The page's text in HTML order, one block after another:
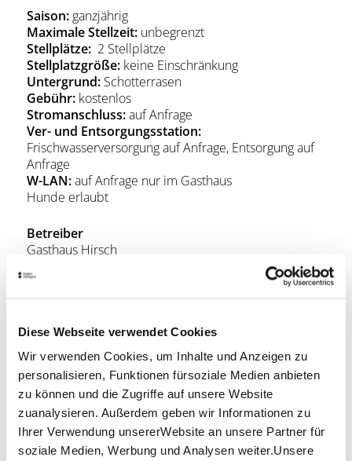
Diese Webseite verwendet Cookies
Wir verwenden Cookies, um Inhalte und Anzeigen zu
personalisieren, Funktionen fürsoziale Medien anbieten
zu können und die Zugriffe auf unsere Website
zuanalysieren. Außerdem geben wir Informationen zu
Ihrer Verwendung unsererWebsite an unsere Partner für
soziale Medien, Werbung und Analysen weiter.Unsere
Saison:ganzjährig
Maximale Stellzeit:unbegrenzt
Stellplätze: 2 Stellplätze
Stellplatzgröße:keine Einschränkung
Untergrund: Schotterrasen
Gebühr:kostenlos
Stromanschluss:auf Anfrage
Ver- und Entsorgungsstation:
Frischwasserversorgung auf Anfrage, Entsorgung auf
Anfrage
W-LAN:auf Anfrage nur im Gasthaus
Hunde erlaubt
Betreiber
Gasthaus Hirsch
73614 Schorndorf-Oberberken
Telefon: +49(0)7181 3037 oder 931701
Lage & Kontakt
Gasthaus Hirsch
Wangener Straße 38
73614 Schorndorf-Oberberken
Telefon:+49 (0)7181 3037